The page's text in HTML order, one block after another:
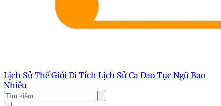
Lịch Sử Thế Giới Di Tích Lịch SửCa Dao Tục NgữBao
Nhiêu